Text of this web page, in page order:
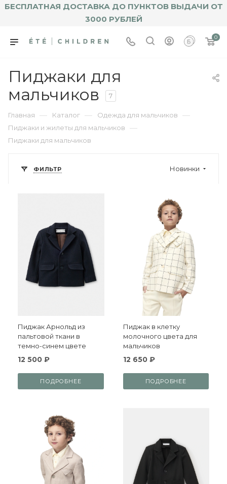
БЕСПЛАТНАЯ ДОСТАВКА ДО ПУНКТОВ ВЫДАЧИ ОТ
3000 РУБЛЕЙ
0
Пиджаки для
мальчиков
7
Главная — Каталог — Одежда для мальчиков —
Пиджаки и жилеты для мальчиков —
Пиджаки для мальчиков
ФИЛЬТР Новинки
Пиджак Арнольд из
пальтовой ткани в
темно-синем цвете
12 500 ₽
ПОДРОБНЕЕ
Пиджак в клетку
молочного цвета для
мальчиков
12 650 ₽
ПОДРОБНЕЕ